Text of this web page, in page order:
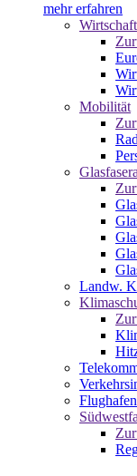
mehr erfahren
Wirtschaft
Mobilität
Landw.